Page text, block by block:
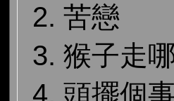
2. 苦戀
3. 猴子走
4. 頭擺個